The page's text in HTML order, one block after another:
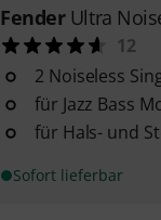
Fender Ultra
12
2 Noiseless
für Jazz Bass
für Hals- und
Sofort lieferbar